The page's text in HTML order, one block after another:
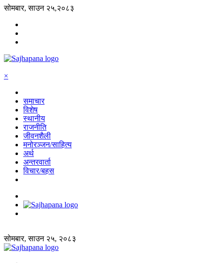
सोमबार, साउन २५,२०८३
×
समाचार
विशेष
स्थानीय
राजनीति
जीवनशैली
मनोरञ्जन/साहित्य
अर्थ
अन्तरवार्ता
विचार/बहस
सोमबार, साउन २५, २०८३